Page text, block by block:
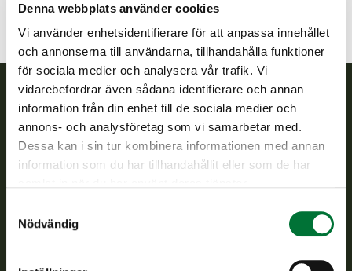
Denna webbplats använder cookies
Vi använder enhetsidentifierare för att anpassa innehållet
och annonserna till användarna, tillhandahålla funktioner
för sociala medier och analysera vår trafik. Vi
vidarebefordrar även sådana identifierare och annan
information från din enhet till de sociala medier och
annons- och analysföretag som vi samarbetar med.
Dessa kan i sin tur kombinera informationen med annan
information som du har tillhandahållit eller som de har
Nödvändig
Finlands viltcentral
Finlands viltcentral främjar en hållbar vilthushållning, stöder
jaktvårdsföreningarnas verksamhet, ser till att viltpolitiken